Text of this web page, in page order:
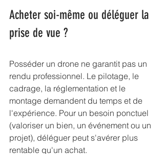
Acheter soi-même ou déléguer la
prise de vue ?
Posséder un drone ne garantit pas un
rendu professionnel. Le pilotage, le
cadrage, la réglementation et le
montage demandent du temps et de
l'expérience. Pour un besoin ponctuel
(valoriser un bien, un événement ou un
projet), déléguer peut s'avérer plus
rentable qu'un achat.